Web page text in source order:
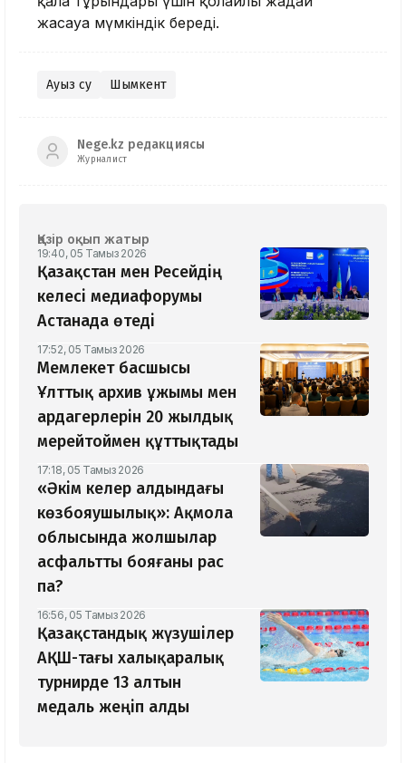
жасауға мүмкіндік береді.
Ауыз су Шымкент
Nege.kz редакциясы
Журналист
Қазір оқып жатыр
19:40, 05 Тамыз 2026
Қазақстан мен Ресейдің
келесі медиафорумы
Астанада өтеді
17:52, 05 Тамыз 2026
Мемлекет басшысы
Ұлттық архив ұжымы мен
ардагерлерін 20 жылдық
мерейтоймен құттықтады
17:18, 05 Тамыз 2026
«Әкім келер алдындағы
көзбояушылық»: Ақмола
облысында жолшылар
асфальтты бояғаны рас
па?
16:56, 05 Тамыз 2026
Қазақстандық жүзушілер
АҚШ-тағы халықаралық
турнирде 13 алтын
медаль жеңіп алды